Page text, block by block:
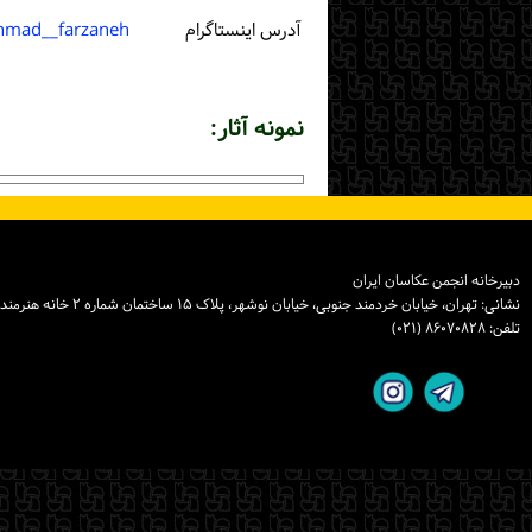
آدرس اینستاگرام
نمونه آثار:
دبیرخانه انجمن عکاسان ایران
نشانی: تهران، خیابان خردمند جنوبی، خیابان نوشهر، پلاک ۱۵ ساختمان شماره ۲ خانه هنرمندان ایران، واحد ۸
تلفن: ۸۶۰۷۰۸۲۸ (۰۲۱)